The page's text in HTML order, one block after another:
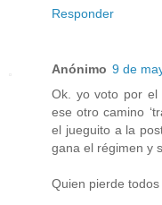
Responder
Anónimo 9 de
Ok. yo voto por el
ese otro camino
el jueguito a la
gana el régimen y
Quien pierde